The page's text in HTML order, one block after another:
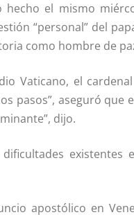
hecho el mismo
“personal” del
como hombre de
Vaticano, el
pasos”, aseguró
dijo.
apostólico en